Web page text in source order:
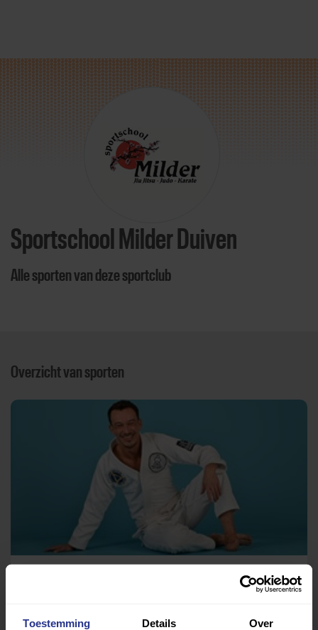
Toestemming Details Over
Sportschool Milder Duiven
Alle sporten van deze sportclub
Overzicht van sporten